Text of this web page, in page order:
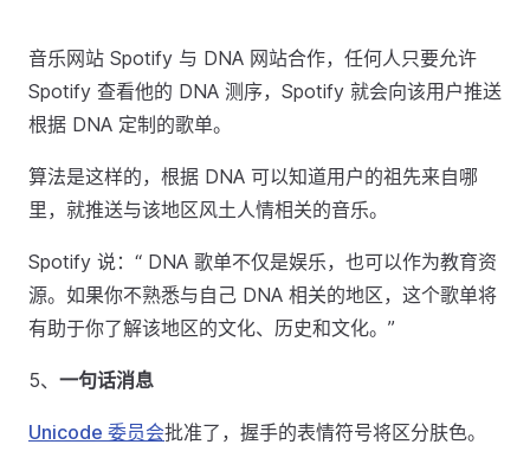
音乐网站 Spotify 与 DNA 网站合作，任何人只要允许
Spotify 查看他的 DNA 测序，Spotify 就会向该用户推送
根据 DNA 定制的歌单。
算法是这样的，根据 DNA 可以知道用户的祖先来自哪
里，就推送与该地区风土人情相关的音乐。
Spotify 说：“ DNA 歌单不仅是娱乐，也可以作为教育资
源。如果你不熟悉与自己 DNA 相关的地区，这个歌单将
有助于你了解该地区的文化、历史和文化。”
5、 一句话消息
Unicode 委员会批准了，握手的表情符号将区分肤色。